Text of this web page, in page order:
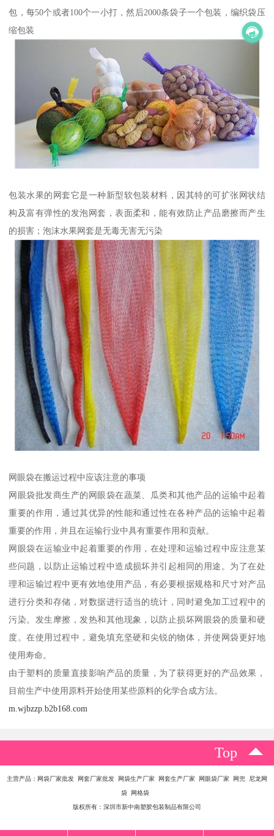
包，每50个或者100个一小打，然后2000条袋子一个包装，编织袋压
缩包装
包装水果的网套它是一种新型软包装材料，因其特的可扩张网状结
构及富有弹性的发泡网套，表面柔和，能有效防止产品磨擦而产生
的损害；泡沫水果网套是无毒无害无污染
网眼袋在搬运过程中应该注意的事项
网眼袋批发商生产的网眼袋在蔬菜、瓜类和其他产品的运输中起着
重要的作用，通过其优异的性能和通过性在各种产品的运输中起着
重要的作用，并且在运输行业中具有重要作用和贡献。
网眼袋在运输业中起着重要的作用，在处理和运输过程中应注意某
些问题，以防止运输过程中造成损坏并引起相同的用途。为了在处
理和运输过程中更有效地使用产品，有必要根据规格和尺寸对产品
进行分类和存储，对数据进行适当的统计，同时避免加工过程中的
污染。发生摩擦，发热和其他现象，以防止损坏网眼袋的质量和硬
度。在使用过程中，避免填充坚硬和尖锐的物体，并使网袋更好地
使用寿命。
由于塑料的质量直接影响产品的质量，为了获得更好的产品效果，
目前生产中使用原料开始使用某些原料的化学合成方法。
m.wjbzzp.b2b168.com
Top
主营产品：网袋厂家批发 网套厂家批发 网袋生产厂家 网套生产厂家 网眼袋厂家 网兜 尼龙网
袋 网格袋
版权所有：深圳市新中南塑胶包装制品有限公司